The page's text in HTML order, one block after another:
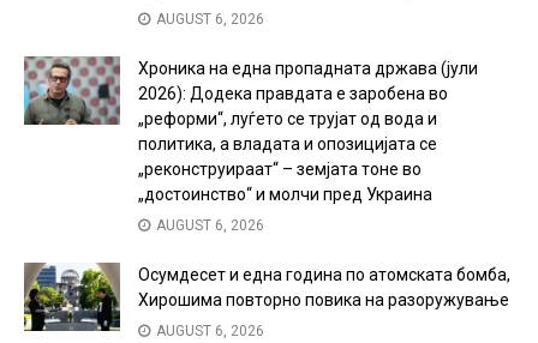
AUGUST 6, 2026
Хроника на една пропадната држава (јули
2026): Додека правдата е заробена во
„реформи“, луѓето се трујат од вода и
политика, а владата и опозицијата се
„реконструираат“ – земјата тоне во
„достоинство“ и молчи пред Украина
AUGUST 6, 2026
Осумдесет и една година по атомската бомба,
Хирошима повторно повика на разоружување
AUGUST 6, 2026